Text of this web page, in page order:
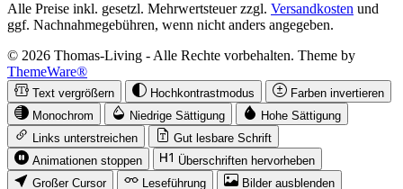
Alle Preise inkl. gesetzl. Mehrwertsteuer zzgl. Versandkosten und
ggf. Nachnahmegebühren, wenn nicht anders angegeben.
© 2026 Thomas-Living - Alle Rechte vorbehalten. Theme by
ThemeWare®
Text vergrößern Hochkontrastmodus
Farben invertieren
Monochrom
Niedrige Sättigung
Hohe Sättigung
Links unterstreichen
Gut lesbare Schrift
Animationen stoppen
Überschriften hervorheben
Großer Cursor
Leseführung
Bilder ausblenden